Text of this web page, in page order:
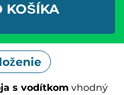
KOŠÍKA
s vodítkom vhodný